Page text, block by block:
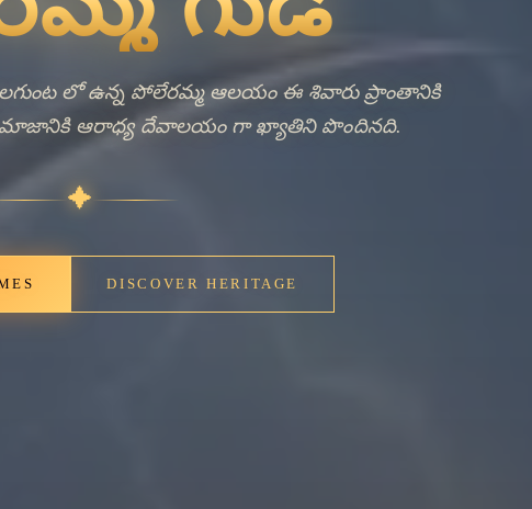
Faith
గడ్డలగుంటలో పోలేరమ్మ ఆలయం ఆధ్యాత్మిక ప్రాముఖ్యతకు
అరణ్యస్థానం కూర్చే ఆలయ ఆరాధన యొక్క నిరంతర
ప్రతిబింబిస్తుంది.